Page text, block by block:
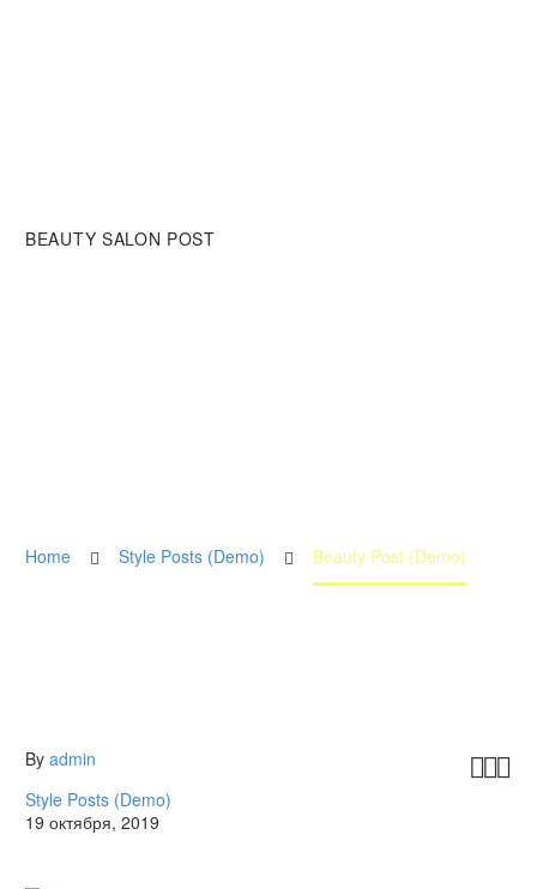
BEAUTY SALON POST
Home Style Posts (Demo) Beauty Post (Demo)

By admin
Style Posts (Demo)
19 октября, 2019